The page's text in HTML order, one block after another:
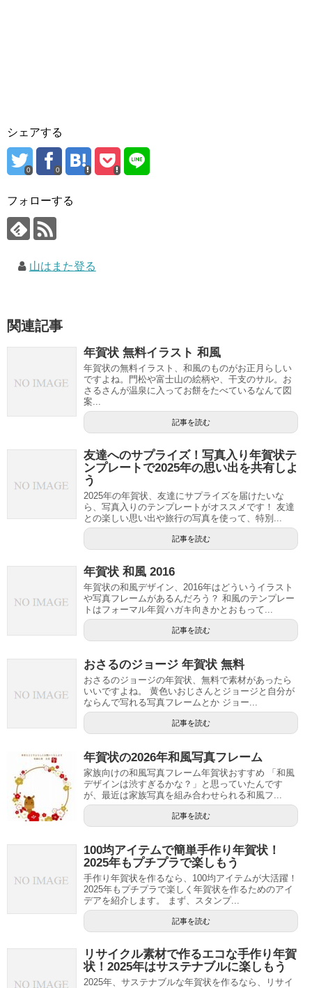
シェアする
0 0
フォローする
山はまた登る
関連記事
年賀状 無料イラスト 和風
年賀状の無料イラスト、和風のものがお正月らしい
ですよね。門松や富士山の絵柄や、干支のサル。お
さるさんが温泉に入ってお餅をたべているなんて図
案...
記事を読む
友達へのサプライズ！写真入り年賀状テ
ンプレートで2025年の思い出を共有しよ
う
2025年の年賀状、友達にサプライズを届けたいな
ら、写真入りのテンプレートがオススメです！ 友達
との楽しい思い出や旅行の写真を使って、特別...
記事を読む
年賀状 和風 2016
年賀状の和風デザイン、2016年はどういうイラスト
や写真フレームがあるんだろう？ 和風のテンプレー
トはフォーマル年賀ハガキ向きかとおもって...
記事を読む
おさるのジョージ 年賀状 無料
おさるのジョージの年賀状、無料で素材があったら
いいですよね。 黄色いおじさんとジョージと自分が
ならんで写れる写真フレームとか ジョー...
記事を読む
年賀状の2026年和風写真フレーム
家族向けの和風写真フレーム年賀状おすすめ 「和風
デザインは渋すぎるかな？」と思っていたんです
が、最近は家族写真を組み合わせられる和風フ...
記事を読む
100均アイテムで簡単手作り年賀状！
2025年もプチプラで楽しもう
手作り年賀状を作るなら、100均アイテムが大活躍！
2025年もプチプラで楽しく年賀状を作るためのアイ
デアを紹介します。 まず、スタンプ...
記事を読む
リサイクル素材で作るエコな手作り年賀
状！2025年はサステナブルに楽しもう
2025年、サステナブルな年賀状を作るなら、リサイ